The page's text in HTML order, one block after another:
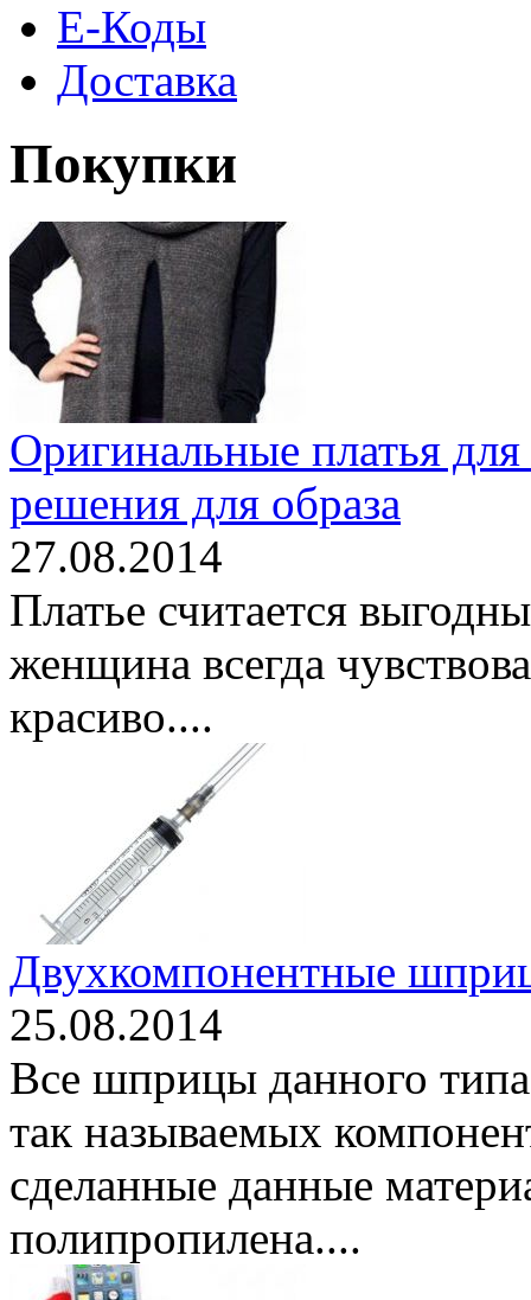
Е-Коды
Доставка
Покупки
Оригинальные платья
решения для образа
27.08.2014
Платье считается
женщина всегда
красиво....
Двухкомпонентные
25.08.2014
Все шприцы данного типа
так называемых
сделанные данные
полипропилена....